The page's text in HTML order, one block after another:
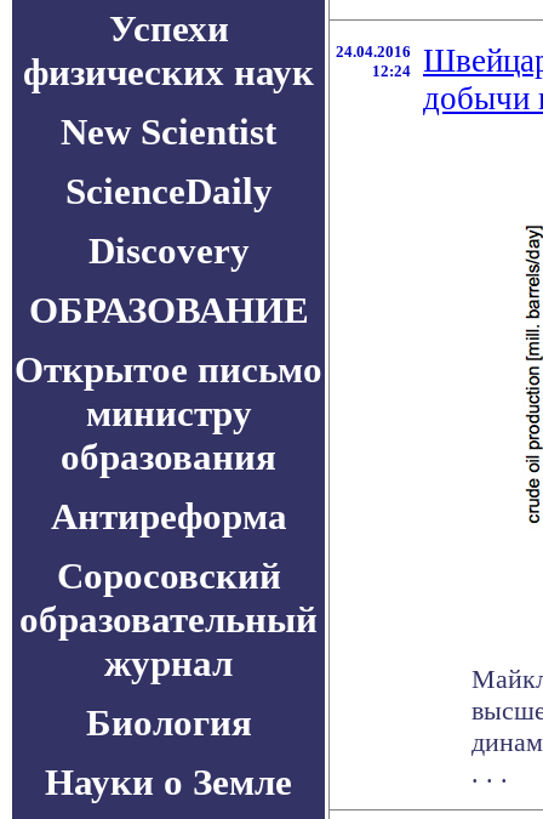
Успехи
физических наук
New Scientist
ScienceDaily
Discovery
ОБРАЗОВАНИЕ
Открытое письмо
министру
образования
Антиреформа
Соросовский
образовательный
журнал
Биология
Науки о Земле
24.04.2016
12:24
добычи
. . .